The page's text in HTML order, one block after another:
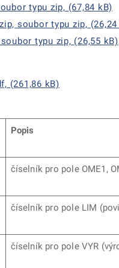
typu zip, (67,84 kB)
soubor typu zip,
soubor typu zip, (26,55 kB)
(261,86 kB)
Popis
číselník pro pole OME1,
číselník pro pole LIM
číselník pro pole VYR